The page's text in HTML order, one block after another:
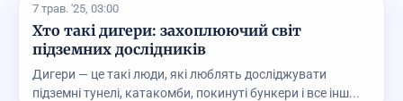
7 трав. '25, 03:00
Хто такі дигери: захоплюючий світ
підземних дослідників
Дигери — це такі люди, які люблять досліджувати
підземні тунелі, катакомби, покинуті бункери і все інш...